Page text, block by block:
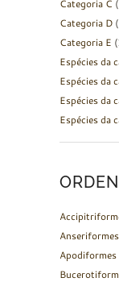
Categoria C
Categoria D
Categoria E
Espécies da
Espécies da
Espécies da
Espécies da
Anseriformes
Apodiformes